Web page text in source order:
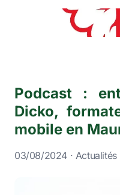
Podcast :
Dicko,
mobile en
03/08/2024 · Actualités